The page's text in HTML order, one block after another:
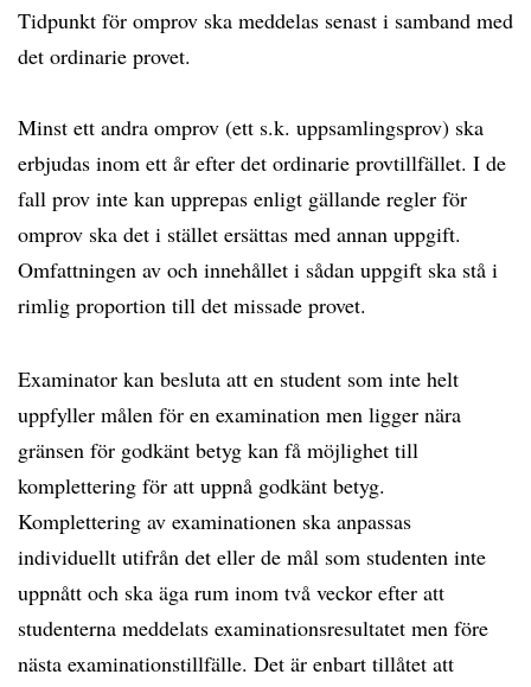
Tidpunkt för omprov ska meddelas senast i samband med
det ordinarie provet.
Minst ett andra omprov (ett s.k. uppsamlingsprov) ska
erbjudas inom ett år efter det ordinarie provtillfället. I de
fall prov inte kan upprepas enligt gällande regler för
omprov ska det i stället ersättas med annan uppgift.
Omfattningen av och innehållet i sådan uppgift ska stå i
rimlig proportion till det missade provet.
Examinator kan besluta att en student som inte helt
uppfyller målen för en examination men ligger nära
gränsen för godkänt betyg kan få möjlighet till
komplettering för att uppnå godkänt betyg.
Komplettering av examinationen ska anpassas
individuellt utifrån det eller de mål som studenten inte
uppnått och ska äga rum inom två veckor efter att
studenterna meddelats examinationsresultatet men före
nästa examinationstillfälle. Det är enbart tillåtet att